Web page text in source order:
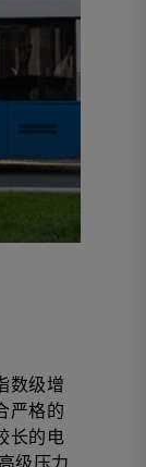
数级增
严格的
长的电
级压力